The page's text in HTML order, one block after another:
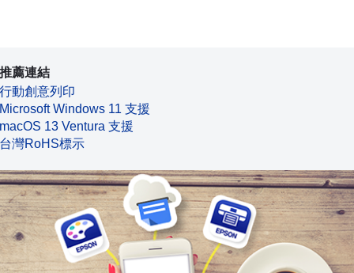
推薦連結
行動創意列印
Microsoft Windows 11 支援
macOS 13 Ventura 支援
台灣RoHS標示